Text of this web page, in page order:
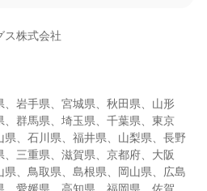
ス株式会社
岩手県、宮城県、秋田県、山形
群馬県、埼玉県、千葉県、東京
、石川県、福井県、山梨県、長野
三重県、滋賀県、京都府、大阪
、鳥取県、島根県、岡山県、広島